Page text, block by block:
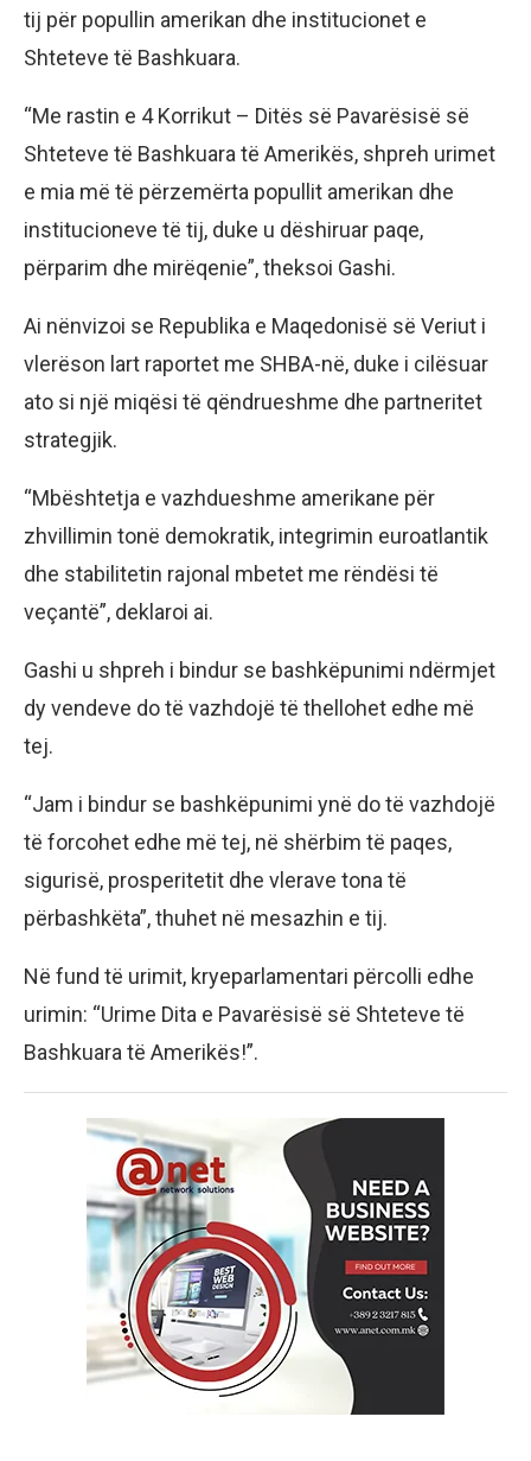
tij për popullin amerikan dhe institucionet e
Shteteve të Bashkuara.
“Me rastin e 4 Korrikut – Ditës së Pavarësisë së
Shteteve të Bashkuara të Amerikës, shpreh urimet
e mia më të përzemërta popullit amerikan dhe
institucioneve të tij, duke u dëshiruar paqe,
përparim dhe mirëqenie”, theksoi Gashi.
Ai nënvizoi se Republika e Maqedonisë së Veriut i
vlerëson lart raportet me SHBA-në, duke i cilësuar
ato si një miqësi të qëndrueshme dhe partneritet
strategjik.
“Mbështetja e vazhdueshme amerikane për
zhvillimin tonë demokratik, integrimin euroatlantik
dhe stabilitetin rajonal mbetet me rëndësi të
veçantë”, deklaroi ai.
Gashi u shpreh i bindur se bashkëpunimi ndërmjet
dy vendeve do të vazhdojë të thellohet edhe më
tej.
“Jam i bindur se bashkëpunimi ynë do të vazhdojë
të forcohet edhe më tej, në shërbim të paqes,
sigurisë, prosperitetit dhe vlerave tona të
përbashkëta”, thuhet në mesazhin e tij.
Në fund të urimit, kryeparlamentari përcolli edhe
urimin: “Urime Dita e Pavarësisë së Shteteve të
Bashkuara të Amerikës!”.